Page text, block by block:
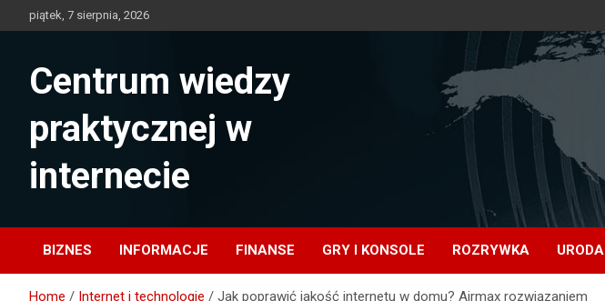
to
piątek, 7 sierpnia, 2026
Centrum wiedzy
praktycznej w
internecie
BIZNES INFORMACJE FINANSE GRY I KONSOLE ROZRYWKA URODA
Home Internet i technologie Jak poprawić jakość internetu w domu? Airmax rozwiązaniem